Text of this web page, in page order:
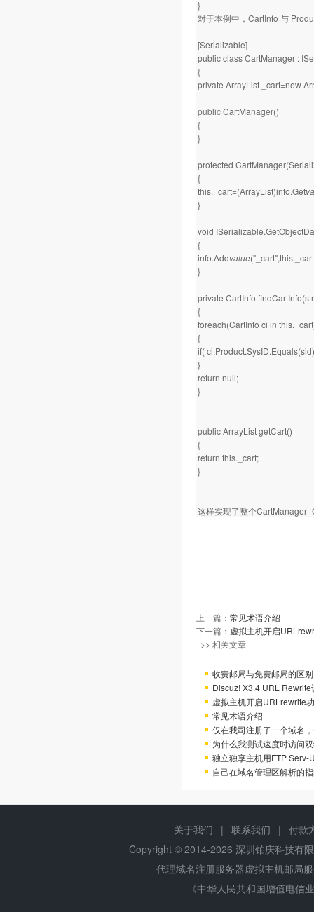
}
对于本例中，CartInfo 与
[Serializable]
public class CartManager :
{
private ArrayList _cart=new
public CartManager()
{
}
protected
{
this._cart=(ArrayList)info.Get
}
void
{
info.Addvalue
}
private CartInfo
{
foreach(CartInfo ci in
{
if(
}
return null;
}
public ArrayList getCart()
{
return this._cart;
}
这样实现了整个
上一篇： 常见术语介绍
下一篇： 虚拟主机开启
>> 相关文章
收费邮局与免费邮局的区别
Discuz! X3.4 URL Rewrite
虚拟主机开启URLrewrite
常见术语介绍
仅在我司注册了一个域名
为什么我测试速度时访问
独立独享主机用FTP Serv-
自己在域名管理区解析的
关于我们 | 联系我们 | 付款
Copyright © 2014-2026 深圳铂庆科技有
代理域名注册服务器虚拟主机邮局
《中华人民共和国增值电信